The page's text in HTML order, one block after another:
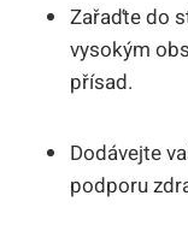
Zařaďte do
vysokým
přísad.
Dodávejte
podporu